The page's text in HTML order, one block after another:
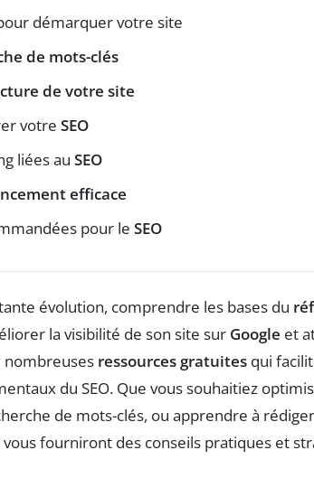
démarquer votre site
de mots-clés
de votre site
votre SEO
liées au SEO
efficace
pour le SEO
évolution, comprendre les bases du
la visibilité de son site sur Google et
nombreuses ressources gratuites qui
du SEO. Que vous souhaitiez
de mots-clés, ou apprendre à
vous fourniront des conseils pratiques et